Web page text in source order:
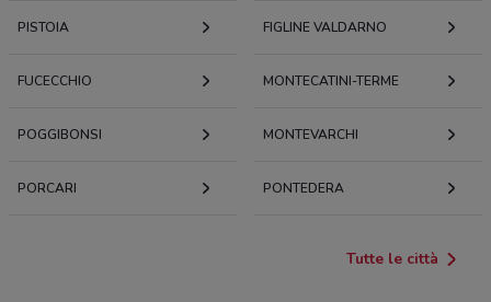
PISTOIA FIGLINE VALDARNO
FUCECCHIO MONTECATINI-TERME
POGGIBONSI MONTEVARCHI
PORCARI PONTEDERA
Tutte le città